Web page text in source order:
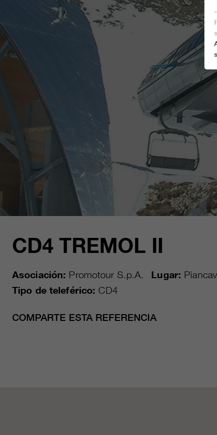
CD4 TREMOL II
Asociación: Promotour S.p.A. Lugar:
Tipo de teleférico: CD4
COMPARTE ESTA REFERENCIA